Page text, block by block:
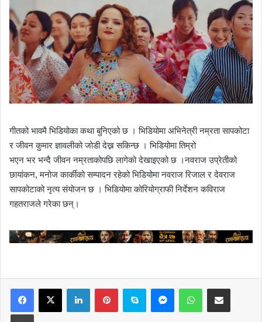
गीतको भावमै भिडियोका कथा बुनिएको छ । भिडियोमा अभिनेत्री नम्रता सापकोटा
र जीवन कुमार ज्ञावलीको जोडी देख्न सकिन्छ । भिडियोमा तिम्रो
भएन भर भन्दै जीवन नम्रताकोपछि लागेको देखाइएको छ ।नवराज उप्रेतीको
छायांकन, मनोज कार्कीको सम्पादन रहेको भिडियोमा नवराज रिजाल र देवराज
सापकोटाको नृत्य संयोजन छ । भिडियोमा कोरियोग्राफी निर्देशन कविराज
गहतराजले गरेका छन्।
LinkedInPinterestSkype MessengerWhatsAppShare via Email
Print